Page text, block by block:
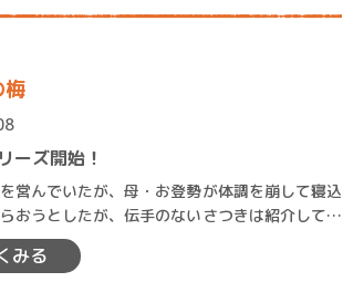
ーズ開始！
営んでいたが、母・お登勢が体調を崩して寝込
おうとしたが、伝手のないさつきは紹介してく
い出した…
みる